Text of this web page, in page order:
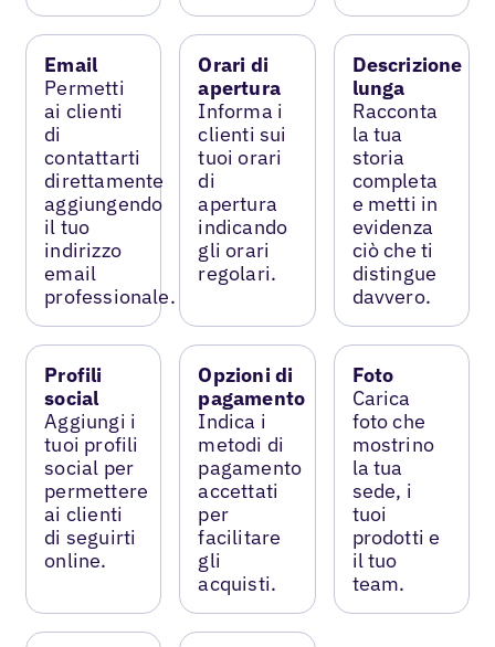
Email
Permetti
ai clienti
di
contattarti
direttamente
aggiungendo
il tuo
indirizzo
email
professionale.
Orari di
apertura
Informa i
clienti sui
tuoi orari
di
apertura
indicando
gli orari
regolari.
Descrizione
lunga
Racconta
la tua
storia
completa
e metti in
evidenza
ciò che ti
distingue
davvero.
Profili
social
Aggiungi i
tuoi profili
social per
permettere
ai clienti
di seguirti
online.
Opzioni di
pagamento
Indica i
metodi di
pagamento
accettati
per
facilitare
gli
acquisti.
Foto
Carica
foto che
mostrino
la tua
sede, i
tuoi
prodotti e
il tuo
team.